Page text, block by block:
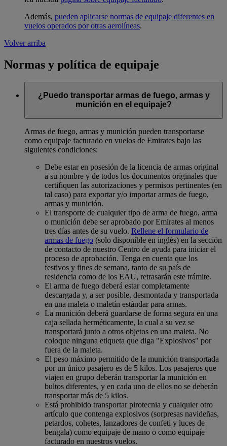
Además, pueden aplicarse normas de equipaje diferentes en
vuelos operados por otras aerolíneas.
Volver arriba
Normas y política de equipaje
¿Puedo transportar armas de fuego, armas y
munición en el equipaje?
Armas de fuego, armas y munición pueden transportarse
como equipaje facturado en vuelos de Emirates bajo las
siguientes condiciones:
Debe estar en posesión de la licencia de armas original
a su nombre y de todos los documentos originales que
certifiquen las autorizaciones y permisos pertinentes (en
tal caso) para exportar y/o importar armas de fuego,
armas y munición.
El transporte de cualquier tipo de arma de fuego, arma
o munición debe ser aprobado por Emirates al menos
tres días antes de su vuelo. Rellene el formulario de
armas de fuego (solo disponible en inglés) en la sección
de contacto de nuestro Centro de ayuda para iniciar el
proceso de aprobación. Tenga en cuenta que los
festivos y fines de semana, tanto de su país de
residencia como de los EAU, retrasarán este trámite.
El arma de fuego deberá estar completamente
descargada y, a ser posible, desmontada y transportada
en una maleta o maletín estándar para armas.
La munición deberá guardarse de forma segura en una
caja sellada herméticamente, la cual a su vez se
transportará junto a otros objetos en una maleta. No
coloque ninguna etiqueta que diga "Explosivos" por
fuera de la maleta.
El peso máximo permitido de la munición transportada
por un único pasajero es de 5 kilos. Los pasajeros que
viajen en grupo deberán transportar la munición en
bultos diferentes, y en cada uno de ellos no se deberán
transportar más de 5 kilos.
Está prohibido transportar pirotecnia y cualquier otro
artículo que contenga explosivos (sorpresas navideñas,
petardos, cohetes, lanzadores de confeti y luces de
bengala) como equipaje de mano o como equipaje
facturado en nuestros vuelos.